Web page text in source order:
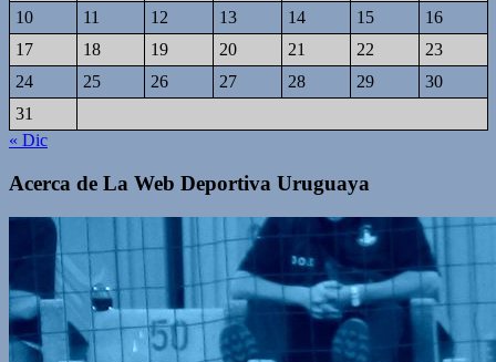
10
11 12 13 14 15
16
17
18 19 20 21 22
23
24
25 26 27 28 29
30
31
« Dic
Acerca de La Web Deportiva Uruguaya